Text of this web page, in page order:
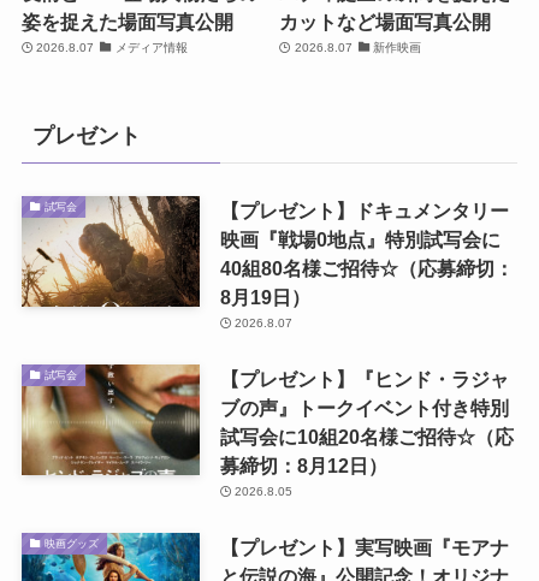
姿を捉えた場面写真公開
2026.8.07 メディア情報
カットなど場面写真公開
2026.8.07 新作映画
プレゼント
試写会
【プレゼント】ドキュメンタリー
映画『戦場0地点』特別試写会に
40組80名様ご招待☆（応募締切：
8月19日）
2026.8.07
試写会
【プレゼント】『ヒンド・ラジャ
ブの声』トークイベント付き特別
試写会に10組20名様ご招待☆（応
募締切：8月12日）
2026.8.05
映画グッズ
【プレゼント】実写映画『モアナ